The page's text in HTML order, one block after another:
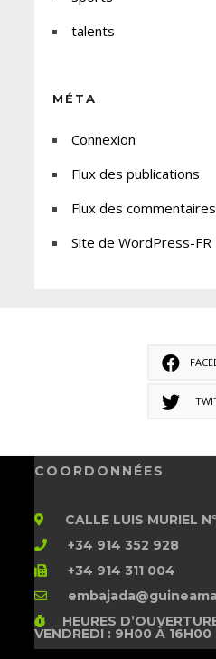
talents
MÉTA
Connexion
Flux des publications
Flux des commentaires
Site de WordPress-FR
COORDONNÉES
CALLE LUIS MURIEL
+34 914 352 928
+34 914 311 004
HEURES
VENDREDI : 9H00 À 16H00